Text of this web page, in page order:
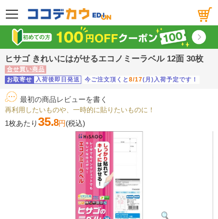
メニュー
ヒサゴ きれいにはがせるエコノミーラベル 12面 30枚
合せ買い商品
お取寄せ
入荷後即日発送 今ご注文頂くと 8/17(月)入荷予定です！
最初の商品レビューを書く
再利用したいものや、一時的に貼りたいものに！
1枚あたり35.8円(税込)